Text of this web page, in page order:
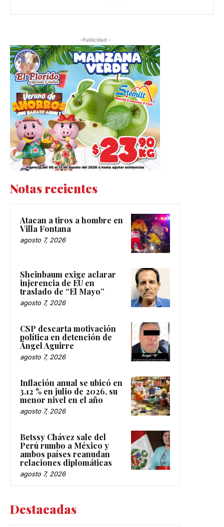
-Publicidad -
Notas recientes
Atacan a tiros a hombre en
Villa Fontana
agosto 7, 2026
Sheinbaum exige aclarar
injerencia de EU en
traslado de “El Mayo”
agosto 7, 2026
CSP descarta motivación
política en detención de
Ángel Aguirre
agosto 7, 2026
Inflación anual se ubicó en
3.12 % en julio de 2026, su
menor nivel en el año
agosto 7, 2026
Betssy Chávez sale del
Perú rumbo a México y
ambos países reanudan
relaciones diplomáticas
agosto 7, 2026
Destacadas